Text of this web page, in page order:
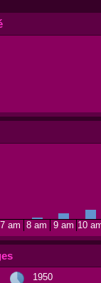
7 am 8 am 9 am 10
1950